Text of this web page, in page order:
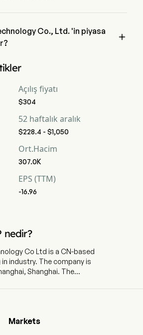
Co., Ltd. 'in piyasa

Açılış fiyatı
$304
52 haftalık aralık
$228.4 - $1,050
Ort.Hacim
307.0K
EPS (TTM)
-16.96
nedir?
Co Ltd is a CN-based
is
Shanghai. The
and photon networks
products include
Markets